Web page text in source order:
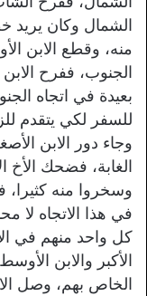
الشمال وكان يريد
منه، وقطع الابن
الجنوب، ففرح
بعيدة في اتجاه
للسفر لكي يتقدم
وجاء دور الابن
الغابة، فضحك الأخ
وسخروا منه
في هذا الاتجاه لا
كل واحد منهم في
الأكبر والابن
الخاص بهم، وصل